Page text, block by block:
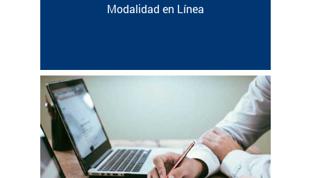
Modalidad en Línea